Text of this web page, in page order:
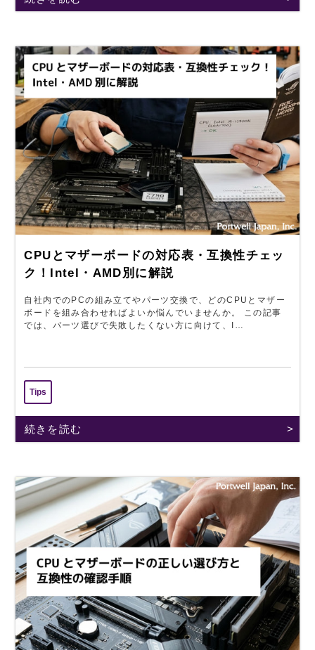
CPUとマザーボードの対応表・互換性チェッ
ク！Intel・AMD別に解説
自社内でのPCの組み立てやパーツ交換で、どのCPUとマザー
ボードを組み合わせればよいか悩んでいませんか。 この記事
では、パーツ選びで失敗したくない方に向けて、I…
Tips
続きを読む